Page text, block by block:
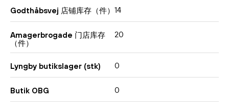
Godthåbsvej 店铺库存（件） 14
Amagerbrogade 门店库存
（件）
20
Lyngby butikslager (stk) 0
Butik OBG 0